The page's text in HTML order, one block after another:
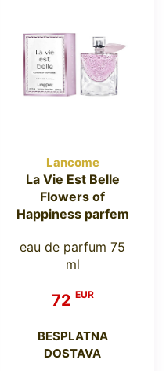
Lancome
La Vie Est Belle
Flowers of
Happiness parfem
eau de parfum 75
ml
72 EUR
BESPLATNA
DOSTAVA